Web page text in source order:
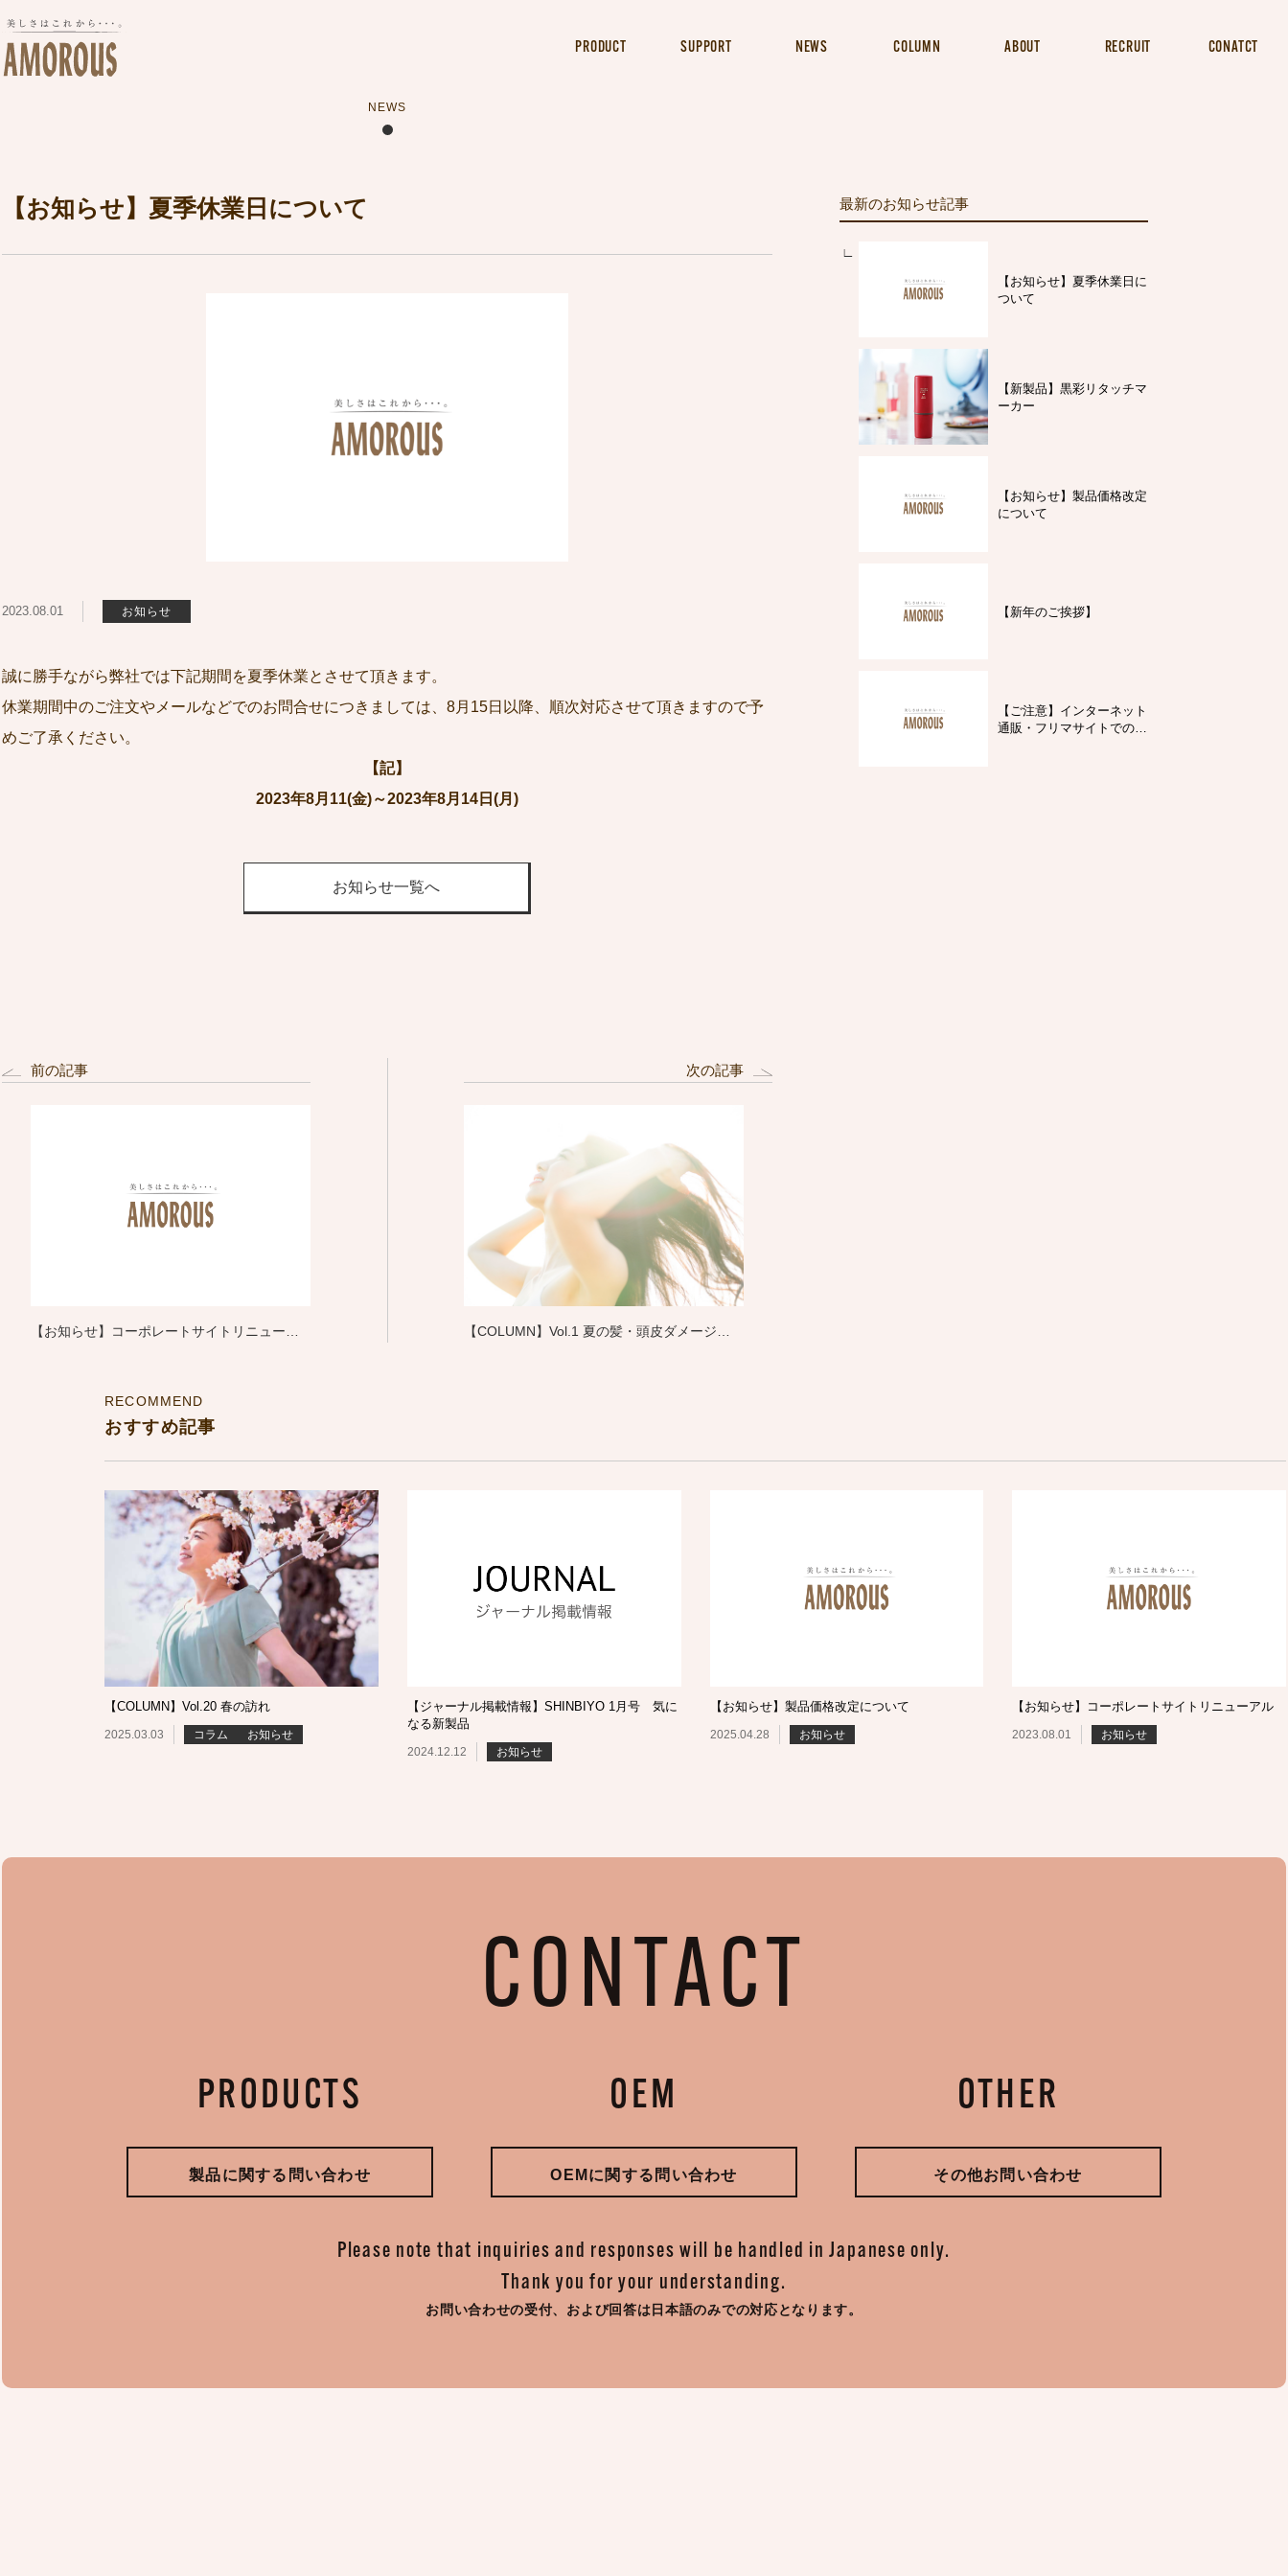
PRODUCT SUPPORT NEWS COLUMN ABOUT RECRUIT CONATCT
【お知らせ】夏季休業日について
NEWS
2023.08.01 お知らせ
誠に勝手ながら弊社では下記期間を夏季休業とさせて頂きます。
休業期間中のご注文やメールなどでのお問合せにつきましては、8月15日以降、順次対応させて頂きますので予
めご了承ください。
【記】
2023年8月11(金)～2023年8月14日(月)
お知らせ一覧へ
前の記事
【お知らせ】コーポレートサイトリニューア
次の記事
【COLUMN】Vol.1 夏の髪・頭皮ダメージを
最新のお知らせ記事
【お知らせ】夏季休業日に
ついて
【新製品】黒彩リタッチマ
ーカー
【お知らせ】製品価格改定
について
【新年のご挨拶】
【ご注意】インターネット
通販・フリマサイトでの製
RECOMMEND
おすすめ記事
【COLUMN】Vol.20 春の訪れ
2025.03.03 コラム お知らせ
【ジャーナル掲載情報】SHINBIYO 1月号 気に
なる新製品
2024.12.12 お知らせ
【お知らせ】製品価格改定について
2025.04.28 お知らせ
【お知らせ】コーポレートサイトリニューアル
2023.08.01 お知らせ
CONTACT
PRODUCTS
製品に関する問い合わせ
OEM
OEMに関する問い合わせ
OTHER
その他お問い合わせ
Please note that inquiries and responses will be handled in Japanese only.
Thank you for your understanding.
お問い合わせの受付、 および回答は日本語のみでの対応となります。